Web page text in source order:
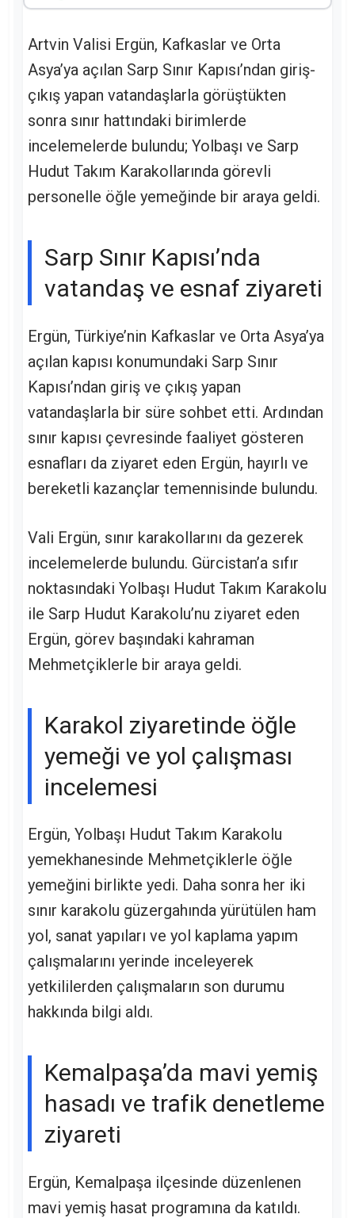
Artvin Valisi Ergün, Kafkaslar ve Orta
Asya’ya açılan Sarp Sınır Kapısı’ndan giriş-
çıkış yapan vatandaşlarla görüştükten
sonra sınır hattındaki birimlerde
incelemelerde bulundu; Yolbaşı ve Sarp
Hudut Takım Karakollarında görevli
personelle öğle yemeğinde bir araya geldi.
Sarp Sınır Kapısı’nda
vatandaş ve esnaf ziyareti
Ergün, Türkiye’nin Kafkaslar ve Orta Asya’ya
açılan kapısı konumundaki Sarp Sınır
Kapısı’ndan giriş ve çıkış yapan
vatandaşlarla bir süre sohbet etti. Ardından
sınır kapısı çevresinde faaliyet gösteren
esnafları da ziyaret eden Ergün, hayırlı ve
bereketli kazançlar temennisinde bulundu.
Vali Ergün, sınır karakollarını da gezerek
incelemelerde bulundu. Gürcistan’a sıfır
noktasındaki Yolbaşı Hudut Takım Karakolu
ile Sarp Hudut Karakolu’nu ziyaret eden
Ergün, görev başındaki kahraman
Mehmetçiklerle bir araya geldi.
Karakol ziyaretinde öğle
yemeği ve yol çalışması
incelemesi
Ergün, Yolbaşı Hudut Takım Karakolu
yemekhanesinde Mehmetçiklerle öğle
yemeğini birlikte yedi. Daha sonra her iki
sınır karakolu güzergahında yürütülen ham
yol, sanat yapıları ve yol kaplama yapım
çalışmalarını yerinde inceleyerek
yetkililerden çalışmaların son durumu
hakkında bilgi aldı.
Kemalpaşa’da mavi yemiş
hasadı ve trafik denetleme
ziyareti
Ergün, Kemalpaşa ilçesinde düzenlenen
mavi yemiş hasat programına da katıldı.